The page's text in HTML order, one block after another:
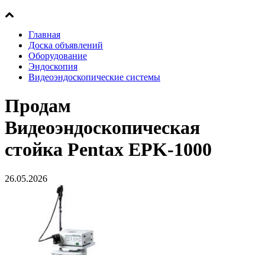
Главная
Доска объявлений
Оборудование
Эндоскопия
Видеоэндоскопические системы
Продам
Видеоэндоскопическая
стойка Pentax EPK-1000
26.05.2026